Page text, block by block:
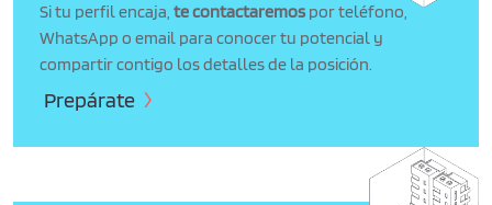
Si tu perfil encaja, te contactaremos por teléfono,
WhatsApp o email para conocer tu potencial y
compartir contigo los detalles de la posición.
Prepárate